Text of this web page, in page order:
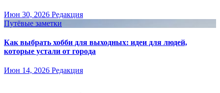
Июн 30, 2026 Редакция
Путёвые заметки
Как выбрать хобби для выходных: идеи для людей,
которые устали от города
Июн 14, 2026 Редакция